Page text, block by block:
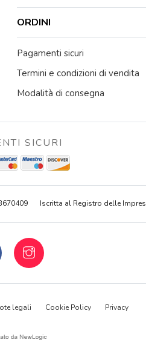
ORDINI
Pagamenti sicuri
Termini e condizioni di vendita
Modalità di consegna
SICURI
Iscritta al Registro delle
legali Cookie Policy Privacy